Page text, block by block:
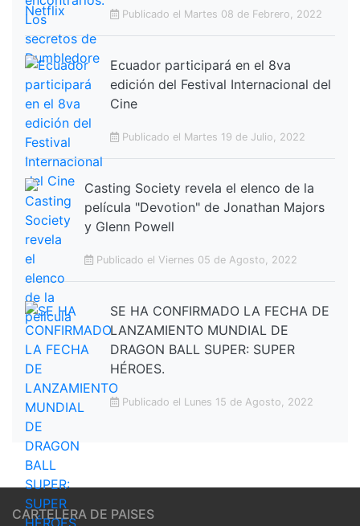
Publicado el Martes 08 de Febrero, 2022
Ecuador participará en el 8va
edición del Festival Internacional del
Cine
Publicado el Martes 19 de Julio, 2022
Casting Society revela el elenco de la
película "Devotion" de Jonathan Majors
y Glenn Powell
Publicado el Viernes 05 de Agosto, 2022
SE HA CONFIRMADO LA FECHA DE
LANZAMIENTO MUNDIAL DE
DRAGON BALL SUPER: SUPER
HÉROES.
Publicado el Lunes 15 de Agosto, 2022
CARTELERA DE PAISES